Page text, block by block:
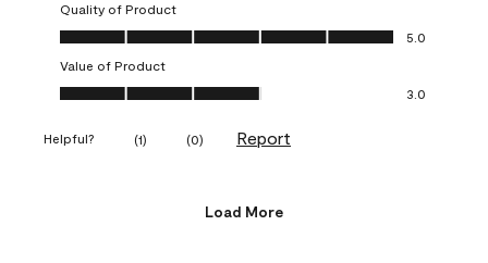
Quality of Product
Quality of Product, 5.0 out of 5
5.0
Value of Product
Value of Product, 3.0 out of 5
3.0
Helpful? (1) (0) Report
Load More